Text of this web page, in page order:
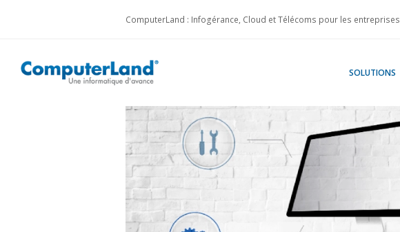
ComputerLand : Infogérance, Cloud et Télécoms pour les entreprises
SOLUTIONS